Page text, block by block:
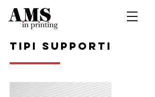
TIPI SUPPORTI